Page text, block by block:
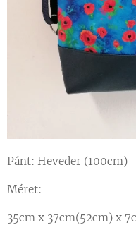
Pánt: Heveder (100cm)
Méret:
35cm x 37cm(52cm) x